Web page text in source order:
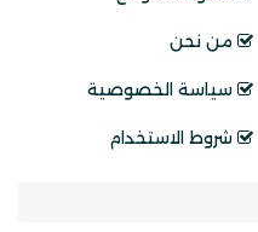
من نحن
سياسة الخصوصية
شروط الاستخدام